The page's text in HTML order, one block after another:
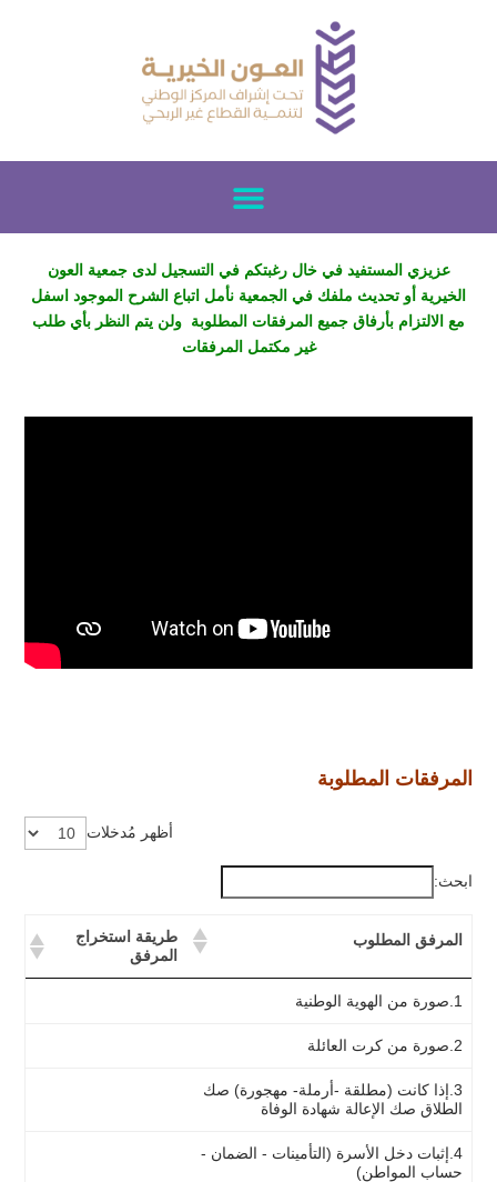
عزيزي المستفيد في خال رغبتكم في التسجيل لدى جمعية العون
الخيرية أو تحديث ملفك في الجمعية نأمل اتباع الشرح الموجود اسفل
مع الالتزام بأرفاق جميع المرفقات المطلوبة ولن يتم النظر بأي طلب
غير مكتمل المرفقات
المرفقات المطلوبة
أظهر مُدخلات
ابحث:
المرفق المطلوب
طريقة استخراج
المرفق
1.صورة من الهوية الوطنية
2.صورة من كرت العائلة
3.إذا كانت (مطلقة -أرملة- مهجورة) صك
الطلاق صك الإعالة شهادة الوفاة
4.إثبات دخل الأسرة (التأمينات - الضمان -
حساب المواطن)